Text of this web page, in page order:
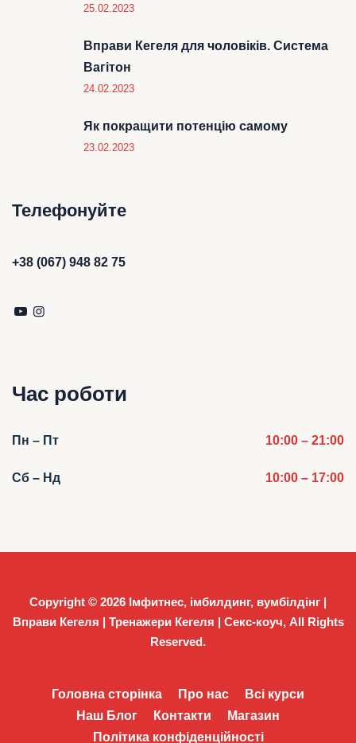
25.02.2023
Вправи Кегеля для чоловіків. Система
Вагітон
24.02.2023
Як покращити потенцію самому
23.02.2023
Телефонуйте
+38 (067) 948 82 75
Час роботи
Пн – Пт 10:00 – 21:00
Сб – Нд 10:00 – 17:00
Copyright © 2026 Імфитнес, імбилдинг, вумбілдінг |
Вправи Кегеля | Тренажери Кегеля | Секс-коуч, All Rights
Reserved.
Головна сторінка Про нас
Всі курси
Наш Блог
Контакти
Магазин
Політика конфіденційності